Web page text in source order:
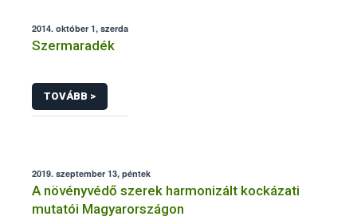
2014. október 1, szerda
Szermaradék
TOVÁBB >
2019. szeptember 13, péntek
A növényvédő szerek harmonizált kockázati
mutatói Magyarországon